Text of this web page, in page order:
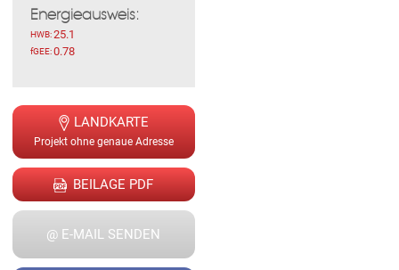
Energieausweis:
HWB:25.1
fGEE:0.78
LANDKARTE
Projekt ohne genaue Adresse
BEILAGE PDF
@ E-MAIL SENDEN